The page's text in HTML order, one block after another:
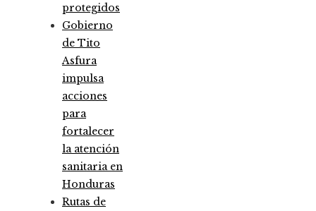
protegidos
Gobierno
de Tito
Asfura
impulsa
acciones
para
fortalecer
la atención
sanitaria en
Honduras
Rutas de